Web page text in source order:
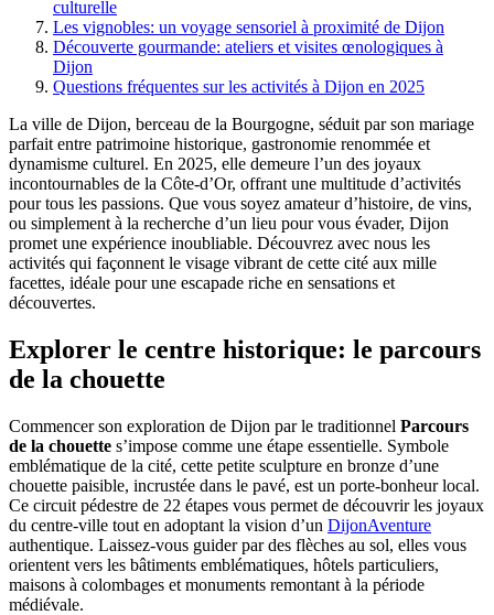
culturelle
Les vignobles: un voyage sensoriel à proximité de Dijon
Découverte gourmande: ateliers et visites œnologiques à
Dijon
Questions fréquentes sur les activités à Dijon en 2025
La ville de Dijon, berceau de la Bourgogne, séduit par son mariage
parfait entre patrimoine historique, gastronomie renommée et
dynamisme culturel. En 2025, elle demeure l’un des joyaux
incontournables de la Côte-d’Or, offrant une multitude d’activités
pour tous les passions. Que vous soyez amateur d’histoire, de vins,
ou simplement à la recherche d’un lieu pour vous évader, Dijon
promet une expérience inoubliable. Découvrez avec nous les
activités qui façonnent le visage vibrant de cette cité aux mille
facettes, idéale pour une escapade riche en sensations et
découvertes.
Explorer le centre historique: le parcours
de la chouette
Commencer son exploration de Dijon par le traditionnel Parcours
de la chouette s’impose comme une étape essentielle. Symbole
emblématique de la cité, cette petite sculpture en bronze d’une
chouette paisible, incrustée dans le pavé, est un porte-bonheur local.
Ce circuit pédestre de 22 étapes vous permet de découvrir les joyaux
du centre-ville tout en adoptant la vision d’un DijonAventure
authentique. Laissez-vous guider par des flèches au sol, elles vous
orientent vers les bâtiments emblématiques, hôtels particuliers,
maisons à colombages et monuments remontant à la période
médiévale.